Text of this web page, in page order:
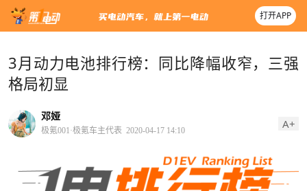
打开APP
3月动力电池排行榜：同比降幅收窄，三强
格局初显
邓娅
极氪001·极氪车主代表 2020-04-17 14:10 A+